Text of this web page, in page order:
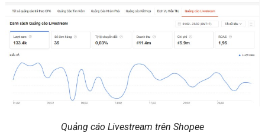
Quảng cáo Livestream trên Shopee